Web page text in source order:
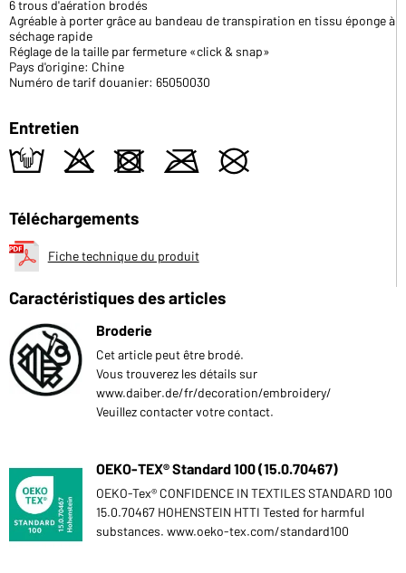
6 trous d'aération brodés
Agréable à porter grâce au bandeau de transpiration en tissu éponge à
séchage rapide
Réglage de la taille par fermeture «click & snap»
Pays d'origine: Chine
Numéro de tarif douanier: 65050030
Entretien
t o d m U
Téléchargements
Fiche technique du produit
Caractéristiques des articles
Broderie
Cet article peut être brodé.
Vous trouverez les détails sur
www.daiber.de/fr/decoration/embroidery/
Veuillez contacter votre contact.
OEKO-TEX® Standard 100 (15.0.70467)
OEKO-Tex® CONFIDENCE IN TEXTILES STANDARD 100
15.0.70467 HOHENSTEIN HTTI Tested for harmful
substances. www.oeko-tex.com/standard100